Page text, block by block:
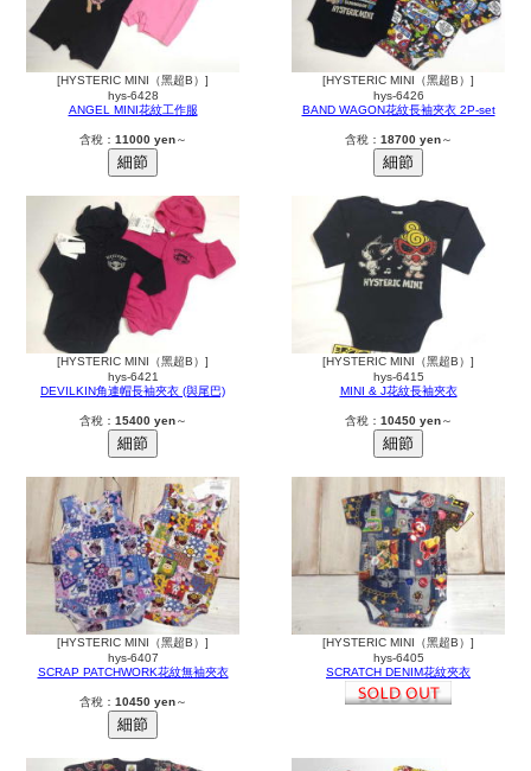
[HYSTERIC MINI（黑超B）]
hys-6428
ANGEL MINI花紋工作服
含稅： 11000 yen～
[HYSTERIC MINI（黑超B）]
hys-6426
BAND WAGON花紋長袖夾衣 2P-set
含稅： 18700 yen～
[HYSTERIC MINI（黑超B）]
hys-6421
DEVILKIN角連帽長袖夾衣 (與尾巴)
含稅： 15400 yen～
[HYSTERIC MINI（黑超B）]
hys-6415
MINI & J花紋長袖夾衣
含稅： 10450 yen～
[HYSTERIC MINI（黑超B）]
hys-6407
SCRAP PATCHWORK花紋無袖夾衣
含稅： 10450 yen～
[HYSTERIC MINI（黑超B）]
hys-6405
SCRATCH DENIM花紋夾衣